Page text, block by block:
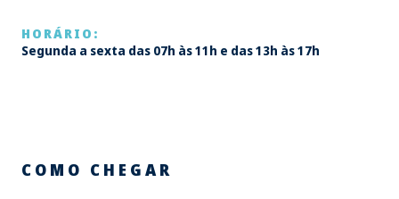
HORÁRIO:
Segunda a sexta das 07h às 11h e das 13h às 17h
COMO CHEGAR